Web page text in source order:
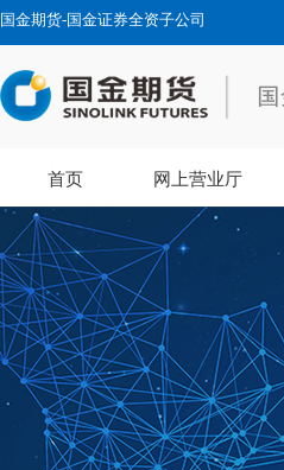
国金期货-国金证券全资子公司
首页 网上营业厅